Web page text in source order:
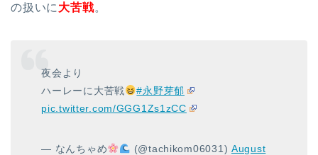
の扱いに 大苦戦。
夜会より
ハーレーに大苦戦
#永野芽郁
pic.twitter.com/GGG1Zs1zCC
— なんちゃめ (@tachikom06031) August